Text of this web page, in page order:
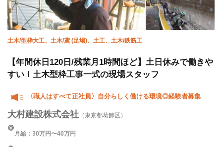
土木/型枠大工、土木/鳶 (足場)、土工、土木/鉄筋工
【年間休日120日/残業月1時間ほど】土日休みで働きや
すい！土木型枠工事一式の現場スタッフ
〈職人はすべて正社員〉自分らしく働ける環境◎経験者募集
大村建設株式会社 （東京都葛飾区）
月給：30万円〜40万円